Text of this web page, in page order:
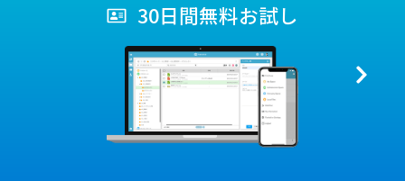
30日間無料お試し